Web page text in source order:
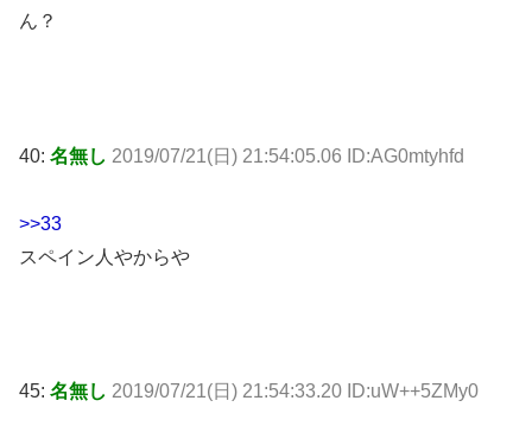
ん？
40: 名無し 2019/07/21(日) 21:54:05.06 ID:AG0mtyhfd
>>33
スペイン人やからや
45: 名無し 2019/07/21(日) 21:54:33.20 ID:uW++5ZMy0